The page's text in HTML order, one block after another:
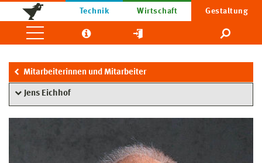
Technik Wirtschaft Gestaltung
Mitarbeiterinnen und Mitarbeiter
Jens Eichhof